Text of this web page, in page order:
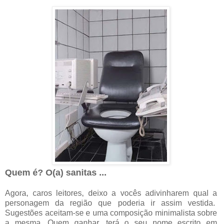
Quem é? O(a) sanitas ...
Agora, caros leitores, deixo a vocês adivinharem qual a
personagem da região que poderia ir assim vestida.
Sugestões aceitam-se e uma composição minimalista sobre